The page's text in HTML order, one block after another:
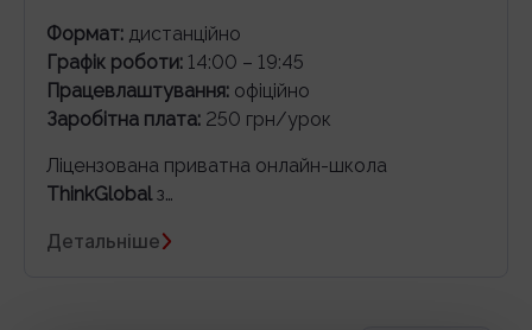
Формат: дистанційно
Графік роботи: 14:00 – 19:45
Працевлаштування: офіційно
Заробітна плата: 250 грн/урок
Ліцензована приватна онлайн-школа
ThinkGlobalз…
Детальніше